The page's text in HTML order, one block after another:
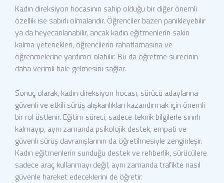
Kadın direksiyon hocasının sahip olduğu bir diğer önemli
özellik ise sabırlı olmalarıdır. Öğrenciler bazen panikleyebilir
ya da heyecanlanabilir, ancak kadın eğitmenlerin sakin
kalma yetenekleri, öğrencilerin rahatlamasına ve
öğrenmelerine yardımcı olabilir. Bu da öğretme sürecinin
daha verimli hale gelmesini sağlar.
Sonuç olarak, kadın direksiyon hocası, sürücü adaylarına
güvenli ve etkili sürüş alışkanlıkları kazandırmak için önemli
bir rol üstlenir. Eğitim süreci, sadece teknik bilgilerle sınırlı
kalmayıp, aynı zamanda psikolojik destek, empati ve
güvenli sürüş davranışlarının da öğretilmesiyle zenginleşir.
Kadın eğitmenlerin sunduğu destek ve rehberlik, sürücülere
sadece araç kullanmayı değil, aynı zamanda trafikte nasıl
güvenle hareket edeceklerini de öğretir.